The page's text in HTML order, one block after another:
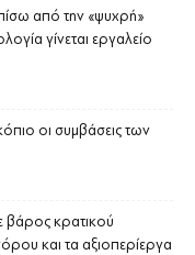
από την «ψυχρή»
γίνεται εργαλείο
οι συμβάσεις των
βάρος κρατικού
και τα αξιοπερίεργα